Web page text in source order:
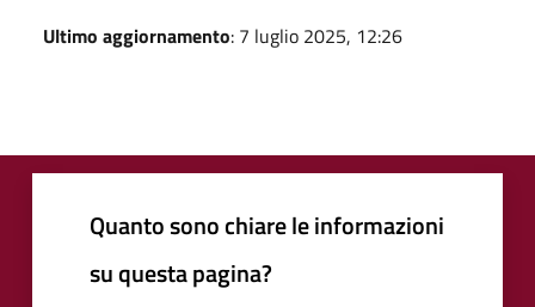
Ultimo aggiornamento: 7 luglio 2025, 12:26
Quanto sono chiare le informazioni
su questa pagina?